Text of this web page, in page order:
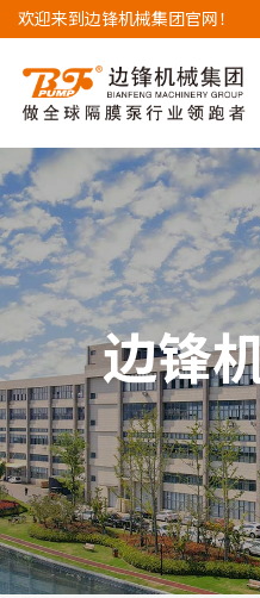
欢迎来到边锋机械集团官网！
边锋